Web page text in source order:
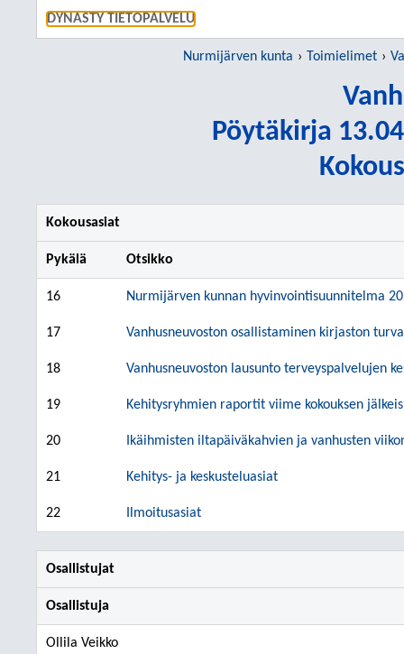
DYNASTY TIETOPALVELU
Nurmijärven kunta Toimielimet
Pöytäkirja
Kokousasiat
Pykälä Otsikko
16 Nurmijärven kunnan hyvinvointisuunnitelma
17 Vanhusneuvoston osallistaminen kirjaston
18 Vanhusneuvoston lausunto terveyspalvelujen
19 Kehitysryhmien raportit viime kokouksen
20 Ikäihmisten iltapäiväkahvien ja vanhusten
21 Kehitys- ja keskusteluasiat
22 Ilmoitusasiat
Osallistujat
Osallistuja
Ollila Veikko